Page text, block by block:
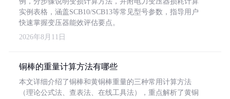
实例表格，涵盖SCB10/SCB13等常见型号参数，指导用户
快速掌握变压器能效评估要点。
2026年8月11日
铜棒的重量计算方法有哪些
本文详细介绍了铜棒和黄铜棒重量的三种常用计算方法
（理论公式法、查表法、在线工具法），重点解析了黄铜